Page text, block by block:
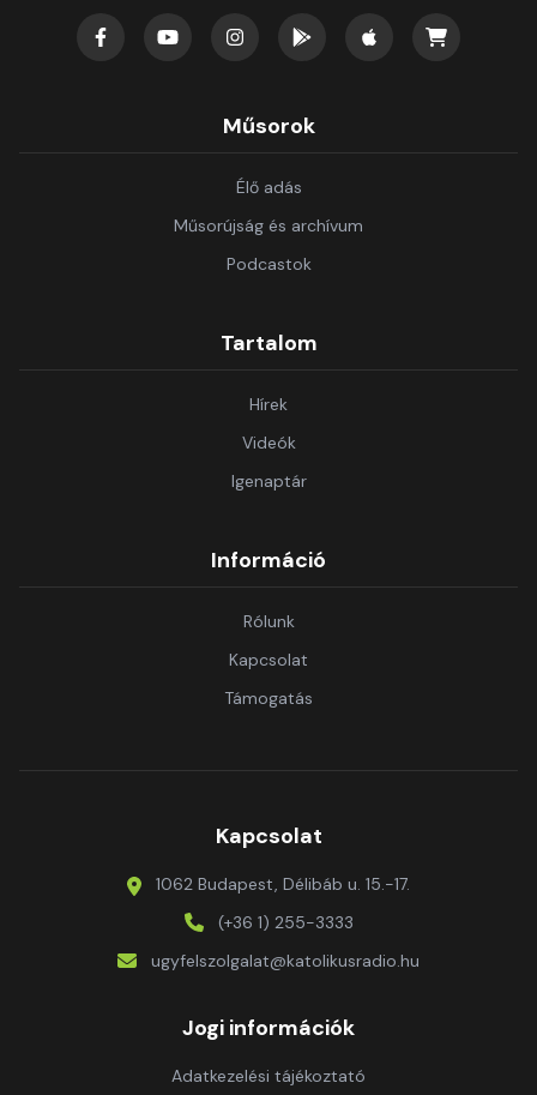
Műsorok
Élő adás
Műsorújság és archívum
Podcastok
Tartalom
Hírek
Videók
Igenaptár
Információ
Rólunk
Kapcsolat
Támogatás
Kapcsolat
1062 Budapest, Délibáb u. 15.-17.
(+36 1) 255-3333
ugyfelszolgalat@katolikusradio.hu
Jogi információk
Adatkezelési tájékoztató